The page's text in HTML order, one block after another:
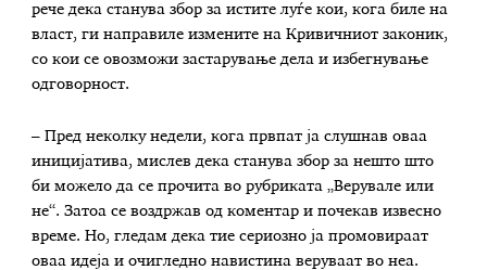
рече дека станува збор за истите луѓе кои, кога биле на
власт, ги направиле измените на Кривичниот законик,
со кои се овозможи застарување дела и избегнување
одговорност.
– Пред неколку недели, кога првпат ја слушнав оваа
иницијатива, мислев дека станува збор за нешто што
би можело да се прочита во рубриката „Верувале или
не“. Затоа се воздржав од коментар и почекав извесно
време. Но, гледам дека тие сериозно ја промовираат
оваа идеја и очигледно навистина веруваат во неа.